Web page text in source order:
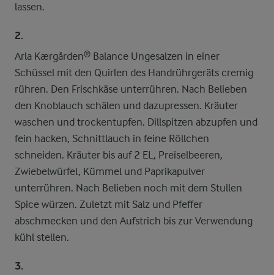
lassen.
2.
Arla Kærgården® Balance Ungesalzen in einer
Schüssel mit den Quirlen des Handrührgeräts cremig
rühren. Den Frischkäse unterrühren. Nach Belieben
den Knoblauch schälen und dazupressen. Kräuter
waschen und trockentupfen. Dillspitzen abzupfen und
fein hacken, Schnittlauch in feine Röllchen
schneiden. Kräuter bis auf 2 EL, Preiselbeeren,
Zwiebelwürfel, Kümmel und Paprikapulver
unterrühren. Nach Belieben noch mit dem Stullen
Spice würzen. Zuletzt mit Salz und Pfeffer
abschmecken und den Aufstrich bis zur Verwendung
kühl stellen.
3.